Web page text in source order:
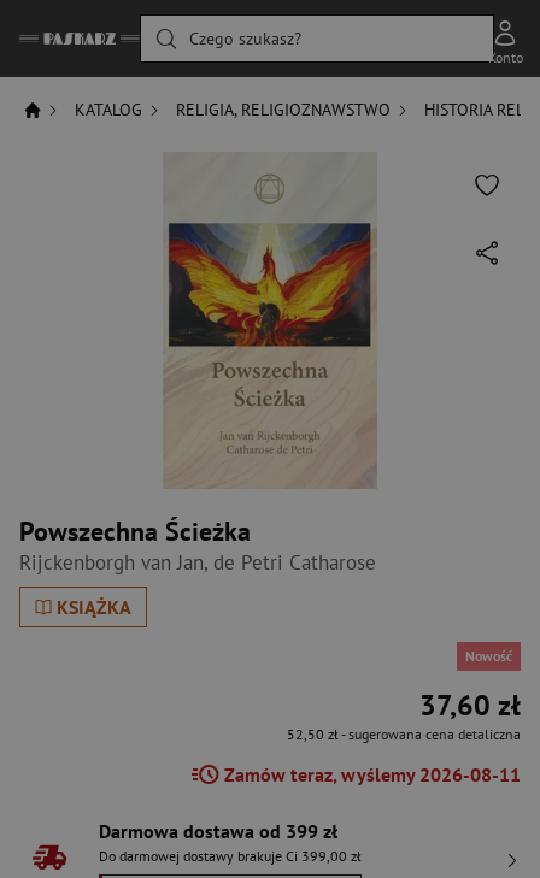
Czego szukasz?
Konto
KATALOG RELIGIA, RELIGIOZNAWSTWO HISTORIA
Powszechna Ścieżka
Rijckenborgh van Jan, de Petri Catharose
KSIĄŻKA
Nowość
37,60 zł
52,50 zł- sugerowana cena detaliczna
Zamów teraz, wyślemy 2026-08-11
Darmowa dostawa od 399 zł
Do darmowej dostawy brakuje Ci 399,00 zł